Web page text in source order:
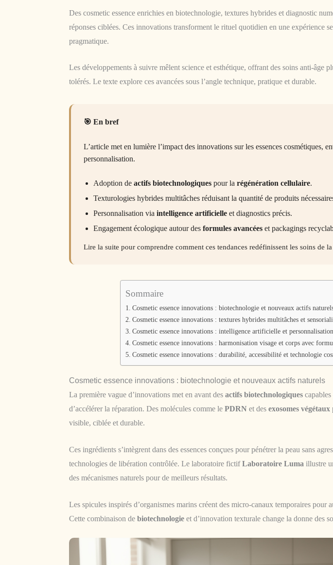
Des cosmetic essence enrichies en biotechnologie, textures hybrides et diagnostic
réponses ciblées. Ces innovations transforment le rituel quotidien en une expérience
pragmatique.
Les développements à suivre mêlent science et esthétique, offrant des soins anti-âge
tolérés. Le texte explore ces avancées sous l’angle technique, pratique et durable.
En bref
L’article met en lumière l’impact des innovations sur les essences cosmétiques,
personnalisation.
Adoption de actifs biotechnologiques pour la régénération cellulaire.
Texturologies hybrides multitâches réduisant la quantité de produits
Personnalisation via intelligence artificielle et diagnostics précis.
Engagement écologique autour des formules avancées et packagings
Lire la suite pour comprendre comment ces tendances redéfinissent les soins de
Sommaire
Cosmetic essence innovations : biotechnologie et nouveaux actifs
Cosmetic essence innovations : textures hybrides multitâches et
Cosmetic essence innovations : intelligence artificielle et
Cosmetic essence innovations : harmonisation visage et corps avec
Cosmetic essence innovations : durabilité, accessibilité et technologie
Cosmetic essence innovations : biotechnologie et nouveaux actifs naturels
La première vague d’innovations met en avant des actifs biotechnologiques
d’accélérer la réparation. Des molécules comme le PDRN et des exosomes végétaux
visible, ciblée et durable.
Ces ingrédients s’intègrent dans des essences conçues pour pénétrer la peau sans
technologies de libération contrôlée. Le laboratoire fictifLaboratoire Luma illustre
des mécanismes naturels pour de meilleurs résultats.
Les spicules inspirés d’organismes marins créent des micro-canaux temporaires pour
Cette combinaison de biotechnologie et d’innovation texturale change la donne des